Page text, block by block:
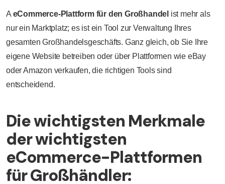
A eCommerce-Plattform für den Großhandel ist mehr als
nur ein Marktplatz; es ist ein Tool zur Verwaltung Ihres
gesamten Großhandelsgeschäfts. Ganz gleich, ob Sie Ihre
eigene Website betreiben oder über Plattformen wie eBay
oder Amazon verkaufen, die richtigen Tools sind
entscheidend.
Die wichtigsten Merkmale
der wichtigsten
eCommerce-Plattformen
für Großhändler: